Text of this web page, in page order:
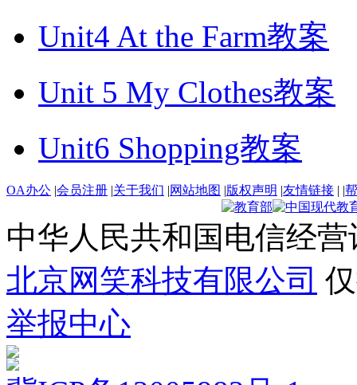
Unit4 At the Farm教案
Unit 5 My Clothes教案
Unit6 Shopping教案
OA办公 |会员注册 |关于我们 |网站地图 |版权声明 |友情链接 | |
中华人民共和国电信经营
北京网笑科技有限公司
举报中心